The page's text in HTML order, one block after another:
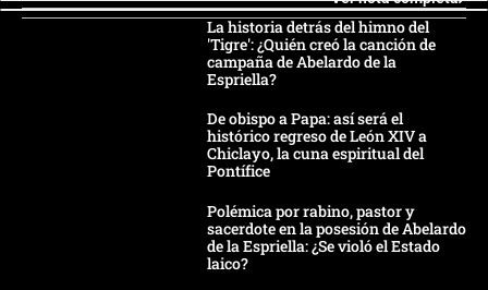
La historia detrás del himno del
'Tigre': ¿Quién creó la canción de
campaña de Abelardo de la
Espriella?
De obispo a Papa: así será el
histórico regreso de León XIV a
Chiclayo, la cuna espiritual del
Pontífice
Polémica por rabino, pastor y
sacerdote en la posesión de Abelardo
de la Espriella: ¿Se violó el Estado
laico?